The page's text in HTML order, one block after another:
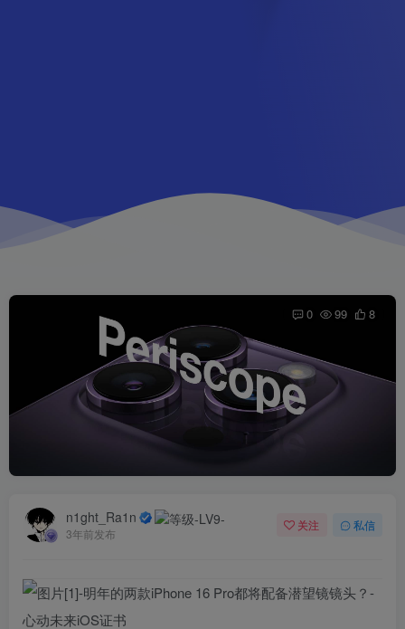
0 99 8
n1ght_Ra1n
3年前发布
关注 私信